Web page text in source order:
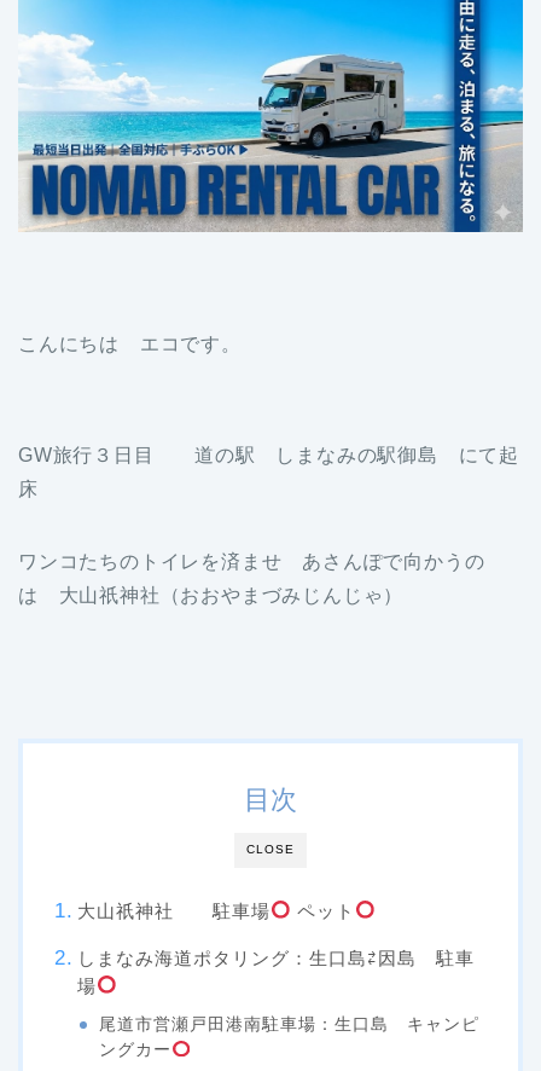
こんにちは エコです。
GW旅行３日目 道の駅 しまなみの駅御島 にて起
床
ワンコたちのトイレを済ませ あさんぽで向かうの
は 大山祇神社（おおやまづみじんじゃ）
CLOSE
目次
大山祇神社 駐車場 ペット
しまなみ海道ポタリング：生口島⇄因島 駐車
場
尾道市営瀬戸田港南駐車場：生口島 キャンピ
ングカー